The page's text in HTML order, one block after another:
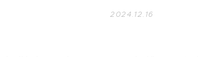
2024.12.16